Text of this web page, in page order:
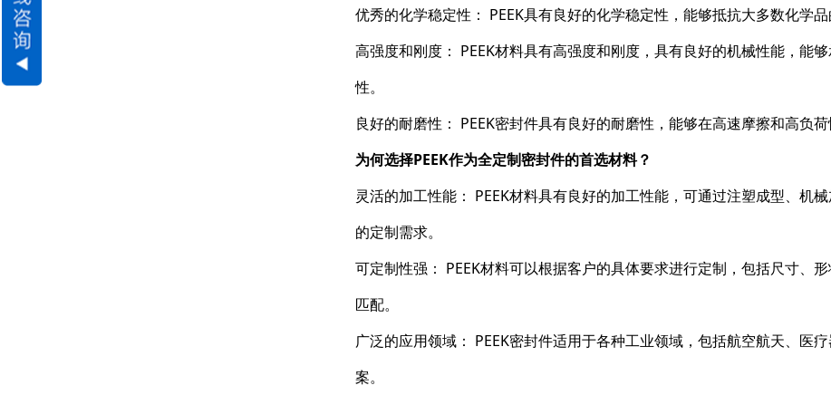
优秀的化学稳定性： PEEK具有良好的化学稳定性，能够抵抗大多数化学
高强度和刚度： PEEK材料具有高强度和刚度，具有良好的机械性能，能
性。
良好的耐磨性： PEEK密封件具有良好的耐磨性，能够在高速摩擦和高负
为何选择PEEK作为全定制密封件的首选材料？
灵活的加工性能： PEEK材料具有良好的加工性能，可通过注塑成型、机
的定制需求。
可定制性强： PEEK材料可以根据客户的具体要求进行定制，包括尺寸、
匹配。
广泛的应用领域： PEEK密封件适用于各种工业领域，包括航空航天、医
案。